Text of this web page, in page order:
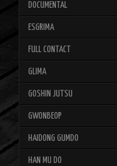
DOCUMENTAL
ESGRIMA
FULL CONTACT
GLIMA
GOSHIN JUTSU
GWONBEOP
HAIDONG GUMDO
HAN MU DO